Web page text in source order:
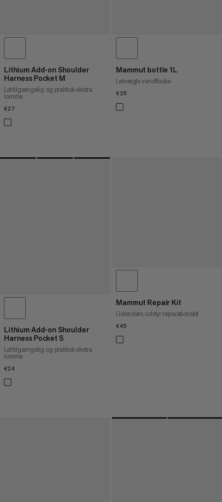
Lithium Add-on Shoulder
Harness Pocket M
Let tilgængelig og praktisk ekstra
lomme
€27
Mammut bottle 1L
Letvægts vandflaske
€25
Lithium Add-on Shoulder
Harness Pocket S
Let tilgængelig og praktisk ekstra
lomme
€24
Mammut Repair Kit
Udendørs udstyr reparationskit
€45